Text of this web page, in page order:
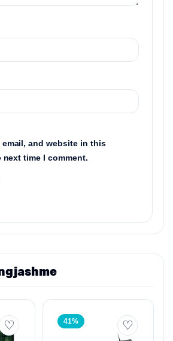
email, and website in this
time I comment.
41%